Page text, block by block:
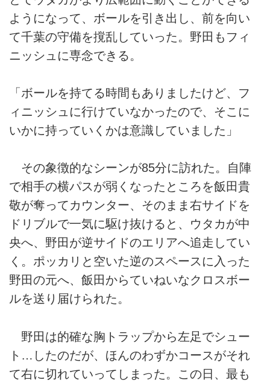
ようになって、ボールを引き出し、前を向い
て千葉の守備を撹乱していった。野田もフィ
ニッシュに専念できる。
「ボールを持てる時間もありましたけど、フ
ィニッシュに行けていなかったので、そこに
いかに持っていくかは意識していました」
その象徴的なシーンが85分に訪れた。自陣
で相手の横パスが弱くなったところを飯田貴
敬が奪ってカウンター、そのまま右サイドを
ドリブルで一気に駆け抜けると、ウタカが中
央へ、野田が逆サイドのエリアへ追走してい
く。ポッカリと空いた逆のスペースに入った
野田の元へ、飯田からていねいなクロスボー
ルを送り届けられた。
野田は的確な胸トラップから左足でシュー
ト…したのだが、ほんのわずかコースがそれ
て右に切れていってしまった。この日、最も